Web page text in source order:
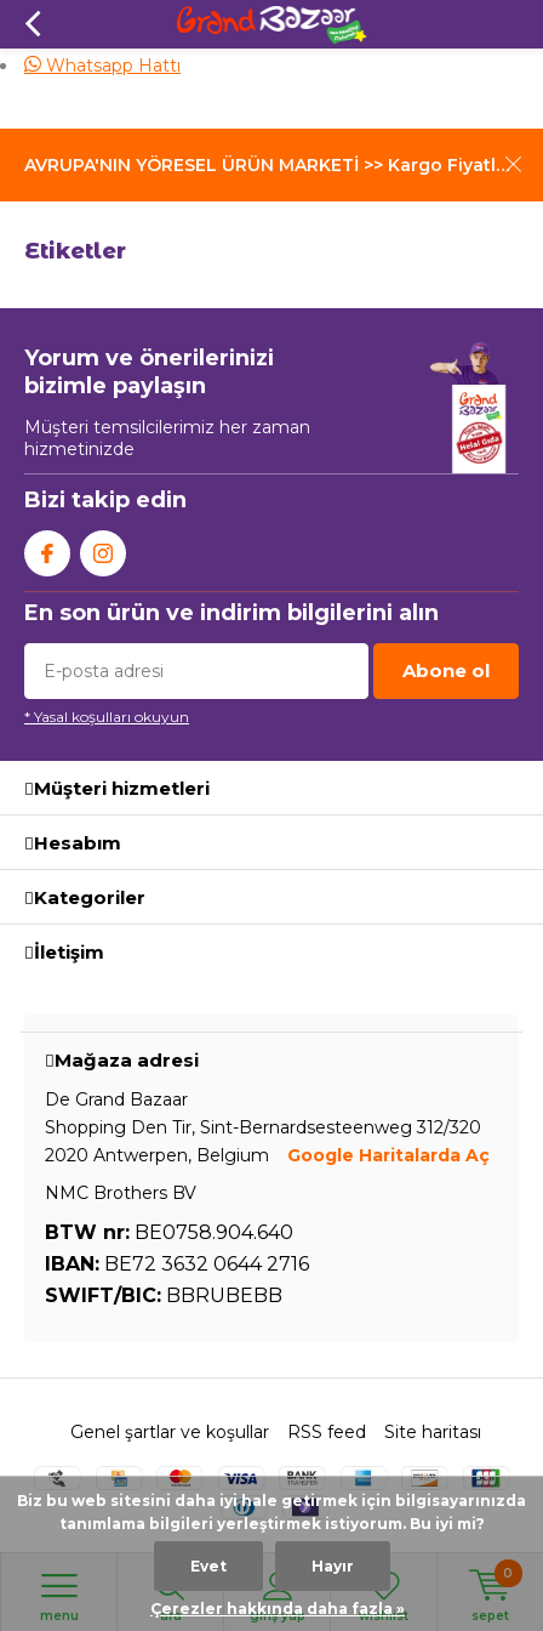
AVRUPA'NIN YÖRESEL ÜRÜN MARKETİ >> Kargo Fiyatları İçin Tıklayınız
Aynı Gün Kargo
Whatsapp Hattı
ara giriş yap
menu wishlist sepet
0
Etiketler
Yorum ve önerilerinizi
bizimle paylaşın
Müşteri temsilcilerimiz her zaman
hizmetinizde
Bizi takip edin
En son ürün ve indirim bilgilerini alın
Abone ol
* Yasal koşulları okuyun
Müşteri hizmetleri
Hesabım
Kategoriler
İletişim
Mağaza adresi
De Grand Bazaar
Shopping Den Tir, Sint-Bernardsesteenweg 312/320
2020 Antwerpen, Belgium
Google Haritalarda Aç
NMC Brothers BV
BTW nr: BE0758.904.640
IBAN: BE72 3632 0644 2716
SWIFT/BIC: BBRUBEBB
© 2026 - Powered byLightspeed- Theme by DMWS.nl
Genel şartlar ve koşullar RSS feed Site haritası
Biz bu web sitesini daha iyi hale getirmek için bilgisayarınızda
tanımlama bilgileri yerleştirmek istiyorum. Bu iyi mi?
Evet Hayır
Çerezler hakkında daha fazla »